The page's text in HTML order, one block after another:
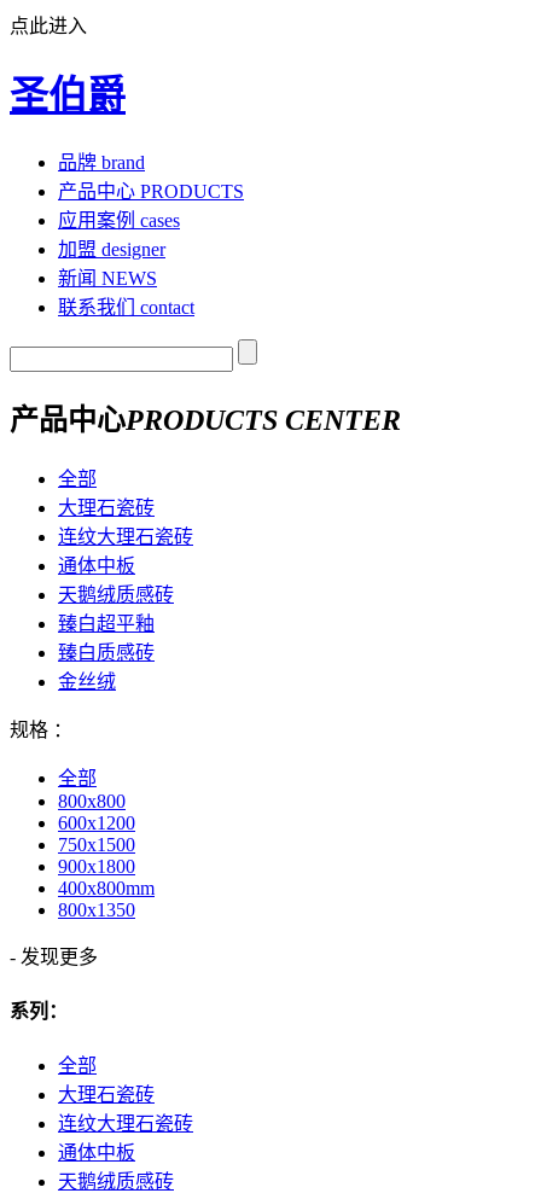
点此进入
圣伯爵
品牌 brand
产品中心 PRODUCTS
应用案例 cases
加盟 designer
新闻 NEWS
联系我们
contact
产品中心PRODUCTS CENTER
全部
大理石瓷砖
连纹大理石瓷砖
通体中板
天鹅绒质感砖
臻白超平釉
臻白质感砖
金丝绒
规格 ：
全部
800x800
600x1200
750x1500
900x1800
400x800mm
800x1350
- 发现更多
系列：
全部
大理石瓷砖
连纹大理石瓷砖
通体中板
天鹅绒质感砖